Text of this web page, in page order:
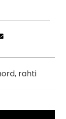
rahti